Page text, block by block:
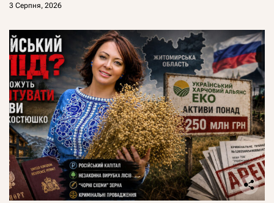
3 Серпня, 2026